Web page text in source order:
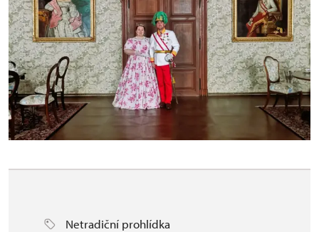
Netradiční prohlídka